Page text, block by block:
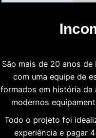
São mais de 20 anos
com uma equipe de
formados em história da
modernos
Todo o projeto foi
experiência e pagar